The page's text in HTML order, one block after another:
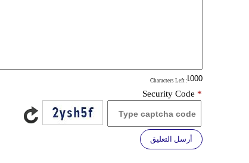
: Characters Left
Security Code *
أرسل التعليق